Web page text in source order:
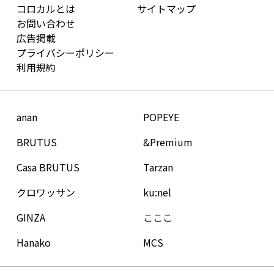
コロカルとは
お問い合わせ
広告掲載
プライバシーポリシー
利用規約
サイトマップ
anan
BRUTUS
Casa BRUTUS
クロワッサン
GINZA
Hanako
POPEYE
&Premium
Tarzan
ku:nel
こここ
MCS